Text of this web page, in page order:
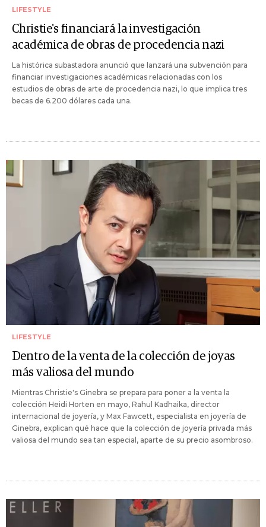
LIFESTYLE
Christie's financiará la investigación
académica de obras de procedencia nazi
La histórica subastadora anunció que lanzará una subvención para
financiar investigaciones académicas relacionadas con los
estudios de obras de arte de procedencia nazi, lo que implica tres
becas de 6.200 dólares cada una.
LIFESTYLE
Dentro de la venta de la colección de joyas
más valiosa del mundo
Mientras Christie's Ginebra se prepara para poner a la venta la
colección Heidi Horten en mayo, Rahul Kadhaika, director
internacional de joyería, y Max Fawcett, especialista en joyería de
Ginebra, explican qué hace que la colección de joyería privada más
valiosa del mundo sea tan especial, aparte de su precio asombroso.